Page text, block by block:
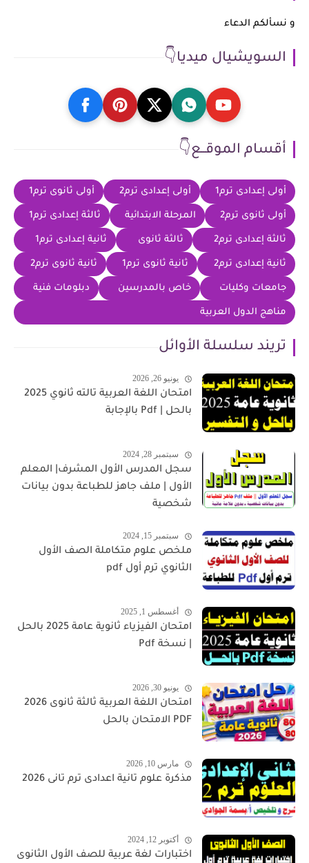
و نسألكم الدعاء
السويشيال ميديا👇
أقسام الموقــع👇
أولى إعدادى ترم1 أولى إعدادى ترم2 أولى ثانوى ترم1
أولى ثانوى ترم2 المرحلة الابتدائية ثالثة إعدادى ترم1
ثالثة إعدادى ترم2 ثالثة ثانوى ثانية إعدادى ترم1
ثانية إعدادى ترم2 ثانية ثانوى ترم1 ثانية ثانوى ترم2
جامعات وكليات خاص بالمدرسين دبلومات فنية
مناهج الدول العربية
تريند سلسلة الأوائل
يونيو 26, 2026
امتحان اللغة العربية تالته ثانوي 2025
بالحل | Pdf بالإجابة
سبتمبر 28, 2024
سجل المدرس الأول المشرف| المعلم
الأول | ملف جاهز للطباعة بدون بيانات
شخصية
سبتمبر 15, 2024
ملخص علوم متكاملة الصف الأول
الثانوي ترم أول pdf
أغسطس 1, 2025
امتحان الفيزياء ثانوية عامة 2025 بالحل
| نسخة Pdf
يونيو 30, 2026
امتحان اللغة العربية ثالثة ثانوى 2026
PDF الامتحان بالحل
مارس 10, 2026
مذكرة علوم تانية اعدادى ترم تانى 2026
أكتوبر 12, 2024
اختبارات لغة عربية للصف الأول الثانوى